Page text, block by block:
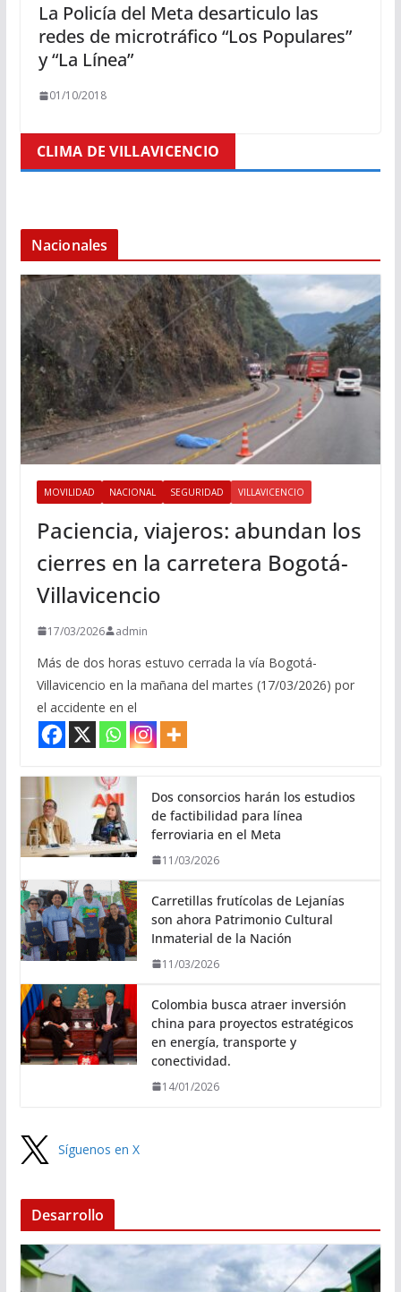
La Policía del Meta desarticulo las
redes de microtráfico “Los Populares”
y “La Línea”
01/10/2018
CLIMA DE VILLAVICENCIO
Nacionales
MOVILIDAD NACIONAL SEGURIDAD VILLAVICENCIO
Paciencia, viajeros: abundan los
cierres en la carretera Bogotá-
Villavicencio
17/03/2026 admin
Más de dos horas estuvo cerrada la vía Bogotá-
Villavicencio en la mañana del martes (17/03/2026) por
el accidente en el
Dos consorcios harán los estudios
de factibilidad para línea
ferroviaria en el Meta
11/03/2026
Carretillas frutícolas de Lejanías
son ahora Patrimonio Cultural
Inmaterial de la Nación
11/03/2026
Colombia busca atraer inversión
china para proyectos estratégicos
en energía, transporte y
conectividad.
14/01/2026
Síguenos en X
Desarrollo